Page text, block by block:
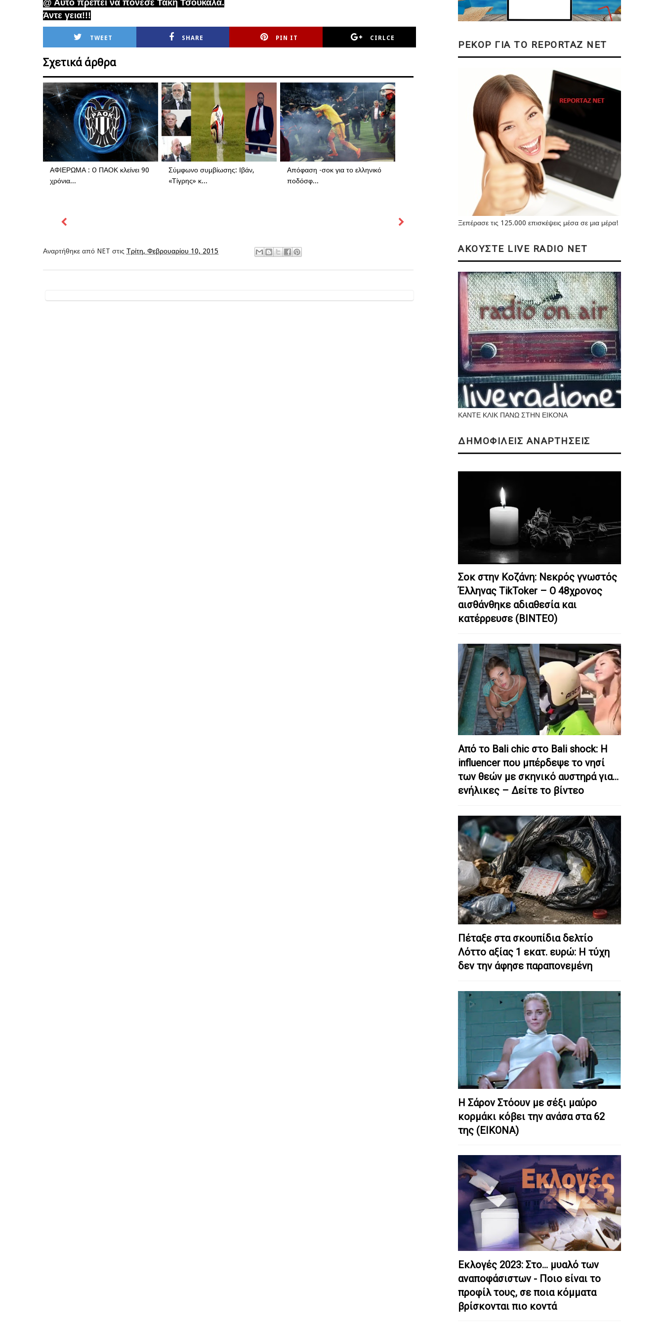
@ Αυτό πρέπει να πόνεσε Τάκη Τσουκαλά.
Άντε γεια!!!
TWEET SHARE PIN IT CIRLCE
Σχετικά άρθρα
ΑΦΙΕΡΩΜΑ : O ΠΑΟΚ κλείνει 90
χρόνια...
Σύμφωνο συμβίωσης: Ιβάν,
«Τίγρης» κ...
Απόφαση -σοκ για το ελληνικό
ποδόσφ...
Αναρτήθηκε από NET στις Τρίτη, Φεβρουαρίου 10, 2015
ΡΕΚΟΡ ΓΙΑ ΤΟ REPORTAZ NET
Ξεπέρασε τις 125.000 επισκέψεις μέσα σε μια μέρα!
ΑΚΟΥΣΤΕ LIVE RADIO NET
ΚΑΝΤΕ ΚΛΙΚ ΠΑΝΩ ΣΤΗΝ ΕΙΚΟΝΑ
ΔΗΜΟΦΙΛΕΙΣ ΑΝΑΡΤΗΣΕΙΣ
Σοκ στην Κοζάνη: Nεκρός γνωστός
Έλληνας TikToker – Ο 48χρονος
αισθάνθηκε αδιαθεσία και
κατέρρευσε (ΒΙΝΤΕΟ)
Από το Bali chic στο Bali shock: Η
influencer που μπέρδεψε το νησί
των θεών με σκηνικό αυστηρά για…
ενήλικες – Δείτε το βίντεο
Πέταξε στα σκουπίδια δελτίο
Λόττο αξίας 1 εκατ. ευρώ: Η τύχη
δεν την άφησε παραπονεμένη
Η Σάρον Στόουν με σέξι μαύρο
κορμάκι κόβει την ανάσα στα 62
της (ΕΙΚΟΝΑ)
Εκλογές 2023: Στο… μυαλό των
αναποφάσιστων - Ποιο είναι το
προφίλ τους, σε ποια κόμματα
βρίσκονται πιο κοντά